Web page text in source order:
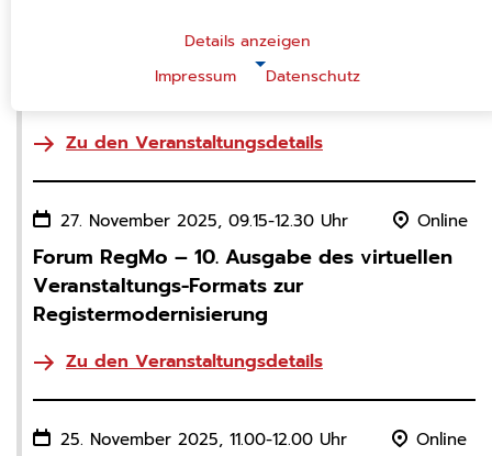
Digitale Siegel in der Verwaltung Teil 1 -
Verwaltungsdokumente absichern und
Zu den Veranstaltungsdetails
Forum RegMo – 10. Ausgabe des virtuellen
Veranstaltungs-Formats zur
Registermodernisierung
27. November 2025, 09.15-12.30 Uhr Online
Zu den Veranstaltungsdetails
25. November 2025, 11.00-12.00 Uhr Online
Details anzeigen
NOTWENDIGE COOKIES
Funktionen und sind für die einwandfreie Funktion der
Website erforderlich.
Name:
cookie_consent
Zweck:
Dieser Cookie speichert die ausgewählten
Einverständnis-Optionen des Benutzers.
Cookie Laufzeit:
1 Jahr
Impressum Datenschutz